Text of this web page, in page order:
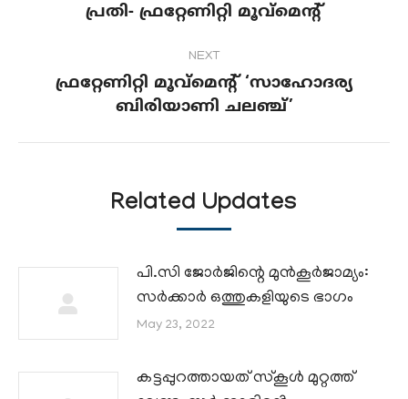
post:
പ്രതി- ഫ്രറ്റേണിറ്റി മൂവ്‌മെന്റ്
NEXT
Next
ഫ്രറ്റേണിറ്റി മൂവ്മെന്റ് ‘സാഹോദര്യ
ബിരിയാണി ചലഞ്ച്’
Related Updates
പി.സി ജോർജിന്റെ മുൻകൂർജാമ്യം:
സർക്കാർ ഒത്തുകളിയുടെ ഭാഗം
May 23, 2022
കട്ടപ്പുറത്തായത് സ്കൂൾ മുറ്റത്ത്